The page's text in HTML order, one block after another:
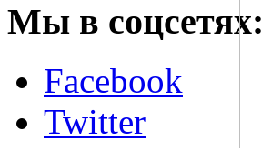
Мы в соцсетях:
Facebook
Twitter